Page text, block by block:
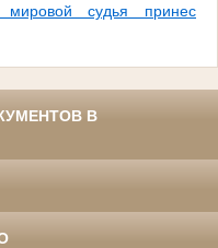
мировой судья принес
В